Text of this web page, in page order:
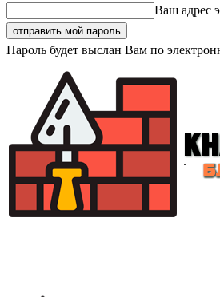
Ваш адрес
Пароль будет выслан Вам по